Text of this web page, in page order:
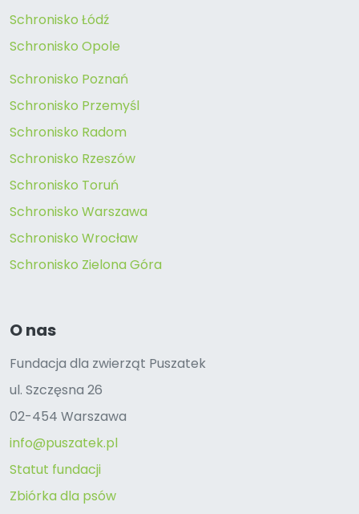
Schronisko Łódź
Schronisko Opole
Schronisko Poznań
Schronisko Przemyśl
Schronisko Radom
Schronisko Rzeszów
Schronisko Toruń
Schronisko Warszawa
Schronisko Wrocław
Schronisko Zielona Góra
O nas
Fundacja dla zwierząt Puszatek
ul. Szczęsna 26
02-454 Warszawa
info@puszatek.pl
Statut fundacji
Zbiórka dla psów